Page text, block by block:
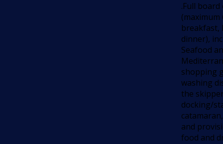
.Full
(maximum
breakfast,
dinner),
Seafood
shopping
washing
the
docking/
and
food and